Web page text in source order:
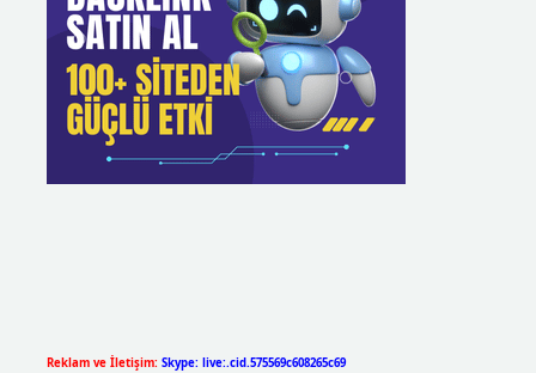
Reklam ve İletişim: Skype: live:.cid.575569c608265c69